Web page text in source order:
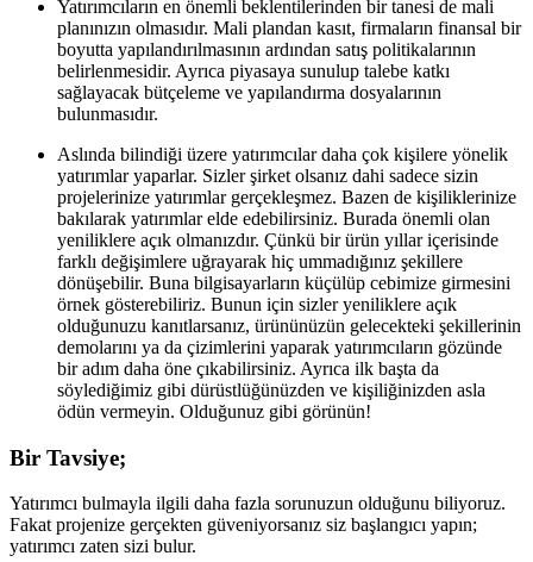
Yatırımcıların en önemli beklentilerinden bir tanesi de mali
planınızın olmasıdır. Mali plandan kasıt, firmaların finansal bir
boyutta yapılandırılmasının ardından satış politikalarının
belirlenmesidir. Ayrıca piyasaya sunulup talebe katkı
sağlayacak bütçeleme ve yapılandırma dosyalarının
bulunmasıdır.
Aslında bilindiği üzere yatırımcılar daha çok kişilere yönelik
yatırımlar yaparlar. Sizler şirket olsanız dahi sadece sizin
projelerinize yatırımlar gerçekleşmez. Bazen de kişiliklerinize
bakılarak yatırımlar elde edebilirsiniz. Burada önemli olan
yeniliklere açık olmanızdır. Çünkü bir ürün yıllar içerisinde
farklı değişimlere uğrayarak hiç ummadığınız şekillere
dönüşebilir. Buna bilgisayarların küçülüp cebimize girmesini
örnek gösterebiliriz. Bunun için sizler yeniliklere açık
olduğunuzu kanıtlarsanız, ürününüzün gelecekteki şekillerinin
demolarını ya da çizimlerini yaparak yatırımcıların gözünde
bir adım daha öne çıkabilirsiniz. Ayrıca ilk başta da
söylediğimiz gibi dürüstlüğünüzden ve kişiliğinizden asla
ödün vermeyin. Olduğunuz gibi görünün!
Bir Tavsiye;
Yatırımcı bulmayla ilgili daha fazla sorunuzun olduğunu biliyoruz.
Fakat projenize gerçekten güveniyorsanız siz başlangıcı yapın;
yatırımcı zaten sizi bulur.